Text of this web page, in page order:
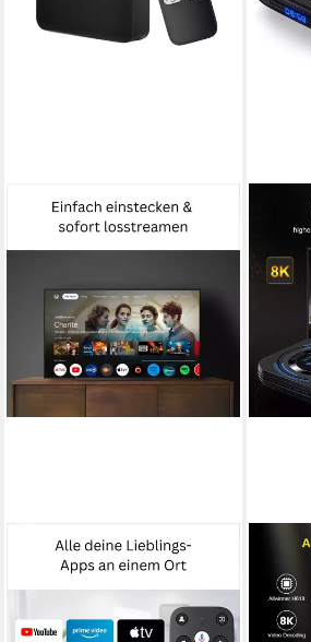
ANDROID
Streaming-Box GD2 4K
Heimkino Mediaplayer (Google
TV, LAN, USB), Smartes
ATHLIX